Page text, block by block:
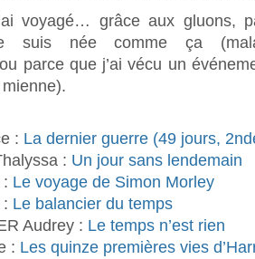
voyagé… grâce aux gluons,
suis née comme ça
parce que j’ai vécu un
: La dernier guerre (49 jours,
: Un jour sans lendemain
Le voyage de Simon Morley
Le balancier du temps
Audrey : Le temps n’est rien
: Les quinze premières vies